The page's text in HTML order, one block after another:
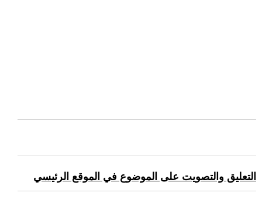
التعليق والتصويت على الموضوع في الموقع الرئيسي